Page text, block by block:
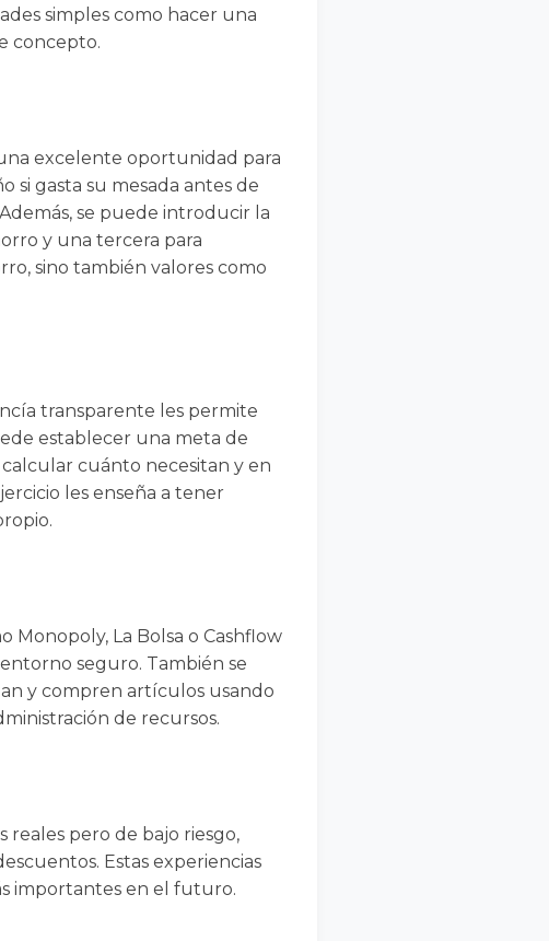
simples como hacer una
concepto.
excelente oportunidad para
si gasta su mesada antes de
se puede introducir la
y una tercera para
sino también valores como
transparente les permite
establecer una meta de
cuánto necesitan y en
les enseña a tener
Monopoly, La Bolsa o Cashflow
seguro. También se
y compren artículos usando
de recursos.
reales pero de bajo riesgo,
Estas experiencias
importantes en el futuro.